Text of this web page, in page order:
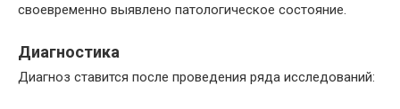
своевременно выявлено патологическое состояние.
Диагностика
Диагноз ставится после проведения ряда исследований: